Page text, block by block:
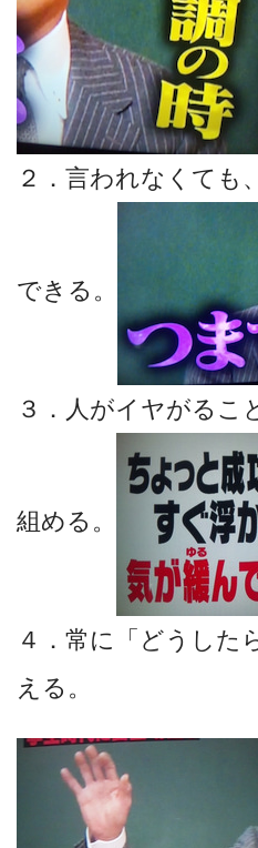
２．言われなくても
できる。
３．人がイヤがるこ
組める。
４．常に「どうした
える。